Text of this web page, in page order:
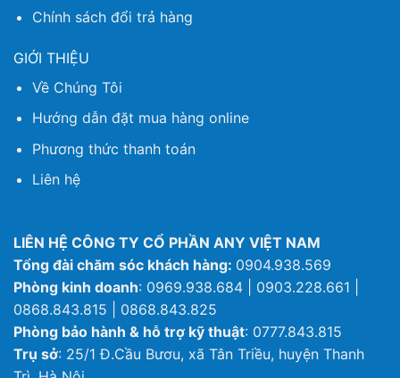
Chính sách đổi trả hàng
GIỚI THIỆU
Về Chúng Tôi
Hướng dẫn đặt mua hàng online
Phương thức thanh toán
Liên hệ
LIÊN HỆ CÔNG TY CỔ PHẦN ANY VIỆT NAM
Tổng đài chăm sóc khách hàng: 0904.938.569
Phòng kinh doanh: 0969.938.684 | 0903.228.661 |
0868.843.815 | 0868.843.825
Phòng bảo hành & hỗ trợ kỹ thuật: 0777.843.815
Trụ sở: 25/1 Đ.Cầu Bươu, xã Tân Triều, huyện Thanh